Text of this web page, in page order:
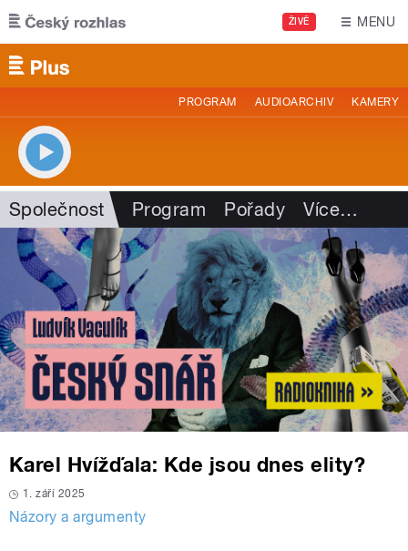
Přejít k hlavnímu obsahu
ŽIVĚ MENU
PROGRAM AUDIOARCHIV KAMERY
Společnost Program Pořady Více…
Karel Hvížďala: Kde jsou dnes elity?
1. září 2025
Názory a argumenty